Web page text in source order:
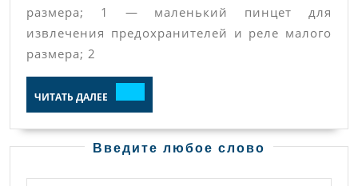
(Lada
Kalina),
1118,
Ваз
1119
размера; 1 — маленький пинцет для
извлечения предохранителей и реле малого
размера; 2
ЧИТАТЬ ДАЛЕЕ ДАЛЕЕ
Введите любое слово